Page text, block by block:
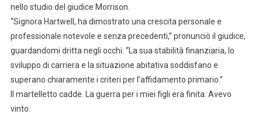
nello studio del giudice Morrison.
“Signora Hartwell, ha dimostrato una crescita personale e
professionale notevole e senza precedenti,” pronunciò il giudice,
guardandomi dritta negli occhi. “La sua stabilità finanziaria, lo
sviluppo di carriera e la situazione abitativa soddisfano e
superano chiaramente i criteri per l’affidamento primario.”
Il martelletto cadde. La guerra per i miei figli era finita. Avevo
vinto.